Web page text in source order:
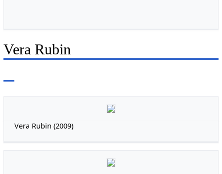
Vera Rubin
Vera Rubin (2009)